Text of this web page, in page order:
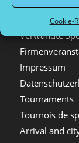
Cookie-
Pétanque in
Verwandte
Impressum
Tournaments
Tournois de
Arrival and